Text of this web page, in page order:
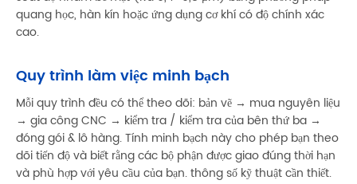
quang học, hàn kín hoặc ứng dụng cơ khí có độ chính xác
cao.
Quy trình làm việc minh bạch
Mỗi quy trình đều có thể theo dõi: bản vẽ → mua nguyên liệu
→ gia công CNC → kiểm tra / kiểm tra của bên thứ ba →
đóng gói & lô hàng. Tính minh bạch này cho phép bạn theo
dõi tiến độ và biết rằng các bộ phận được giao đúng thời hạn
và phù hợp với yêu cầu của bạn. thông số kỹ thuật cần thiết.